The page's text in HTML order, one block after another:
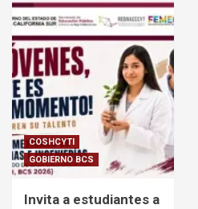
COSHCYTI
GOBIERNO BCS
Invita a estudiantes a